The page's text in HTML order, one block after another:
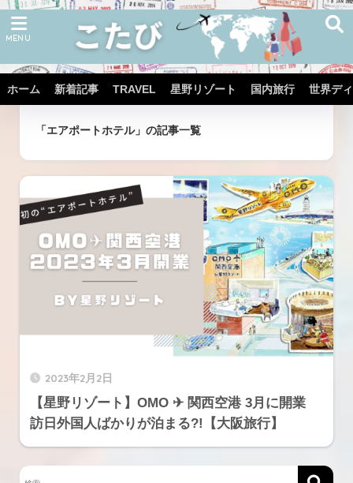
ホーム 新着記事 TRAVEL 星野リゾート 国内旅行 世界デ
ホーム タグ
「エアポートホテル」の記事一覧
2023年2月2日
【星野リゾート】OMO ✈︎ 関西空港 3月に開業
訪日外国人ばかりが泊まる?!【大阪旅行】